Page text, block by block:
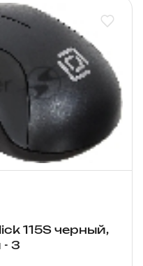
115S черный,
- 3